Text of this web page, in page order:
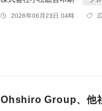
2026年06月23日 04時
Ohshiro Group、他